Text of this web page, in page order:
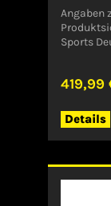
Angaben
Sports
419,99
Details